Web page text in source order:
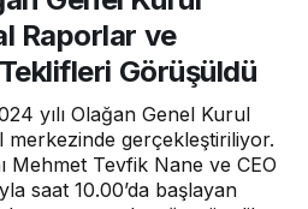
Teklifleri Görüşüldü
Raporlar ve
Görüşüldü
yılı Olağan Genel Kurul
merkezinde gerçekleştiriliyor.
Mehmet Tevfik Nane ve CEO
saat 10.00’da başlayan